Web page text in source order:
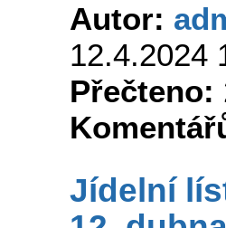
Autor:
12.4.2024
Přečteno:
Jídelní